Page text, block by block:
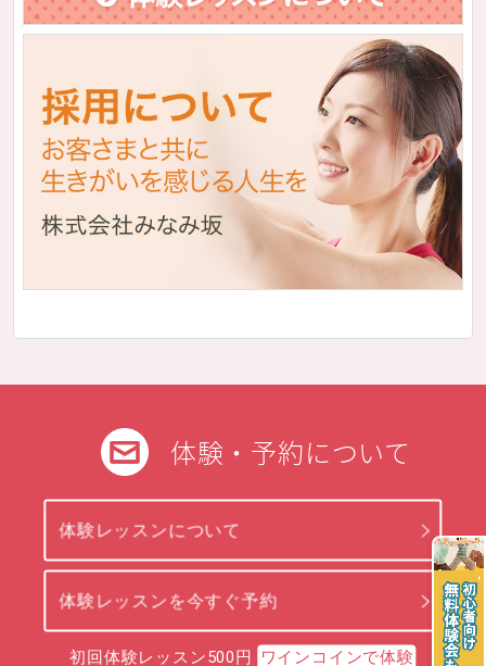
体験・予約について
体験レッスンについて
体験レッスンを今すぐ予約
初回体験レッスン500円 ワインコインで体験